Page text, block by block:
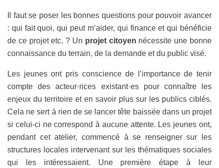
Il faut se poser les bonnes questions pour pouvoir avancer
: qui fait quoi, qui peut m’aider, qui finance et qui bénéficie
de ce projet etc. ? Un projet citoyen nécessite une bonne
connaissance du terrain, de la demande et du public visé.
Les jeunes ont pris conscience de l’importance de tenir
compte des acteur·rices existant·es pour connaître les
enjeux du territoire et en savoir plus sur les publics ciblés.
Cela ne sert à rien de se lancer tête baissée dans un projet
si celui-ci ne correspond à aucune attente. Les jeunes ont,
pendant cet atelier, commencé à se renseigner sur les
structures locales intervenant sur les thématiques sociales
qui les intéressaient. Une première étape à leur